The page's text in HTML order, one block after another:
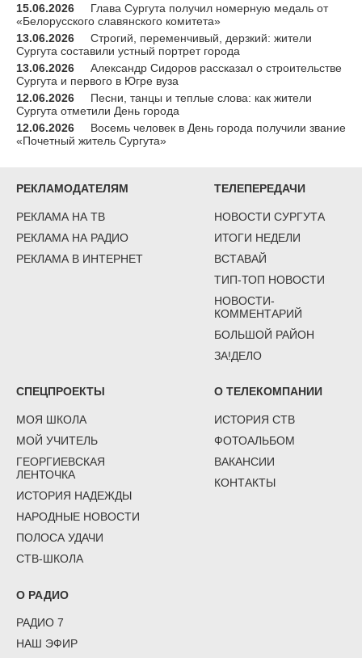
15.06.2026
Глава Сургута получил номерную медаль от
«Белорусского славянского комитета»
13.06.2026
Строгий, переменчивый, дерзкий: жители
Сургута составили устный портрет города
13.06.2026
Александр Сидоров рассказал о строительстве
Сургута и первого в Югре вуза
12.06.2026
Песни, танцы и теплые слова: как жители
Сургута отметили День города
12.06.2026
Восемь человек в День города получили звание
«Почетный житель Сургута»
РЕКЛАМОДАТЕЛЯМ
РЕКЛАМА НА ТВ
РЕКЛАМА НА РАДИО
РЕКЛАМА В ИНТЕРНЕТ
ТЕЛЕПЕРЕДАЧИ
НОВОСТИ СУРГУТА
ИТОГИ НЕДЕЛИ
ВСТАВАЙ
ТИП-ТОП НОВОСТИ
НОВОСТИ-
КОММЕНТАРИЙ
БОЛЬШОЙ РАЙОН
ЗА!ДЕЛО
СПЕЦПРОЕКТЫ
МОЯ ШКОЛА
МОЙ УЧИТЕЛЬ
ГЕОРГИЕВСКАЯ
ЛЕНТОЧКА
ИСТОРИЯ НАДЕЖДЫ
НАРОДНЫЕ НОВОСТИ
ПОЛОСА УДАЧИ
СТВ-ШКОЛА
О ТЕЛЕКОМПАНИИ
ИСТОРИЯ СТВ
ФОТОАЛЬБОМ
ВАКАНСИИ
КОНТАКТЫ
О РАДИО
РАДИО 7
НАШ ЭФИР